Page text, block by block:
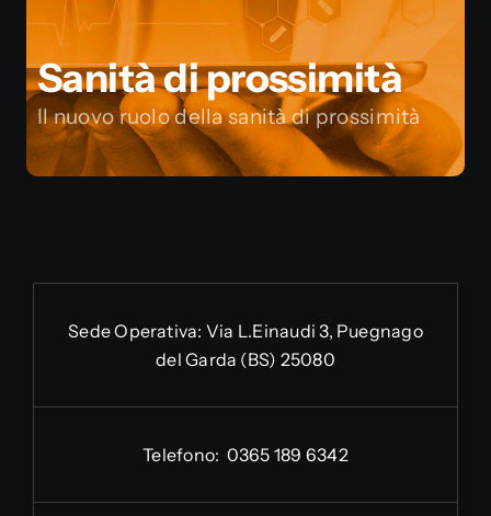
Sanità di prossimità
Il nuovo ruolo della sanità di prossimità
Sede Operativa: Via L.Einaudi 3, Puegnago
del Garda (BS) 25080
Telefono: 0365 189 6342